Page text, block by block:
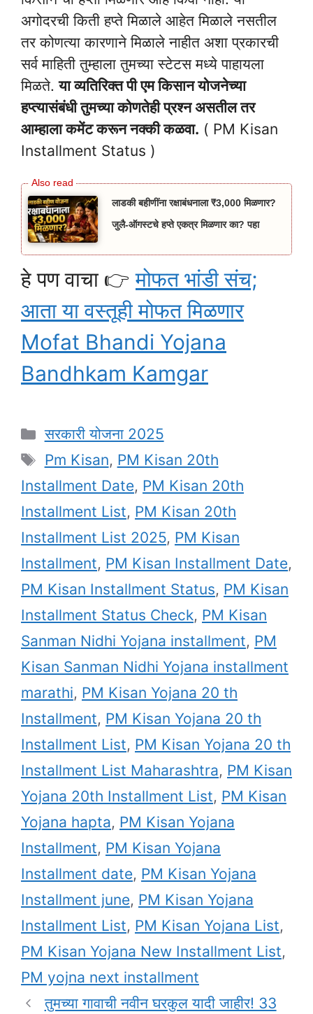
अगोदरची किती हप्ते मिळाले आहेत मिळाले नसतील
तर कोणत्या कारणाने मिळाले नाहीत अशा प्रकारची
सर्व माहिती तुम्हाला तुमच्या स्टेटस मध्ये पाहायला
मिळते.या व्यतिरिक्त पी एम किसान योजनेच्या
हप्त्यासंबंधी तुमच्या कोणतेही प्रश्न असतील तर
आम्हाला कमेंट करून नक्की कळवा. ( PM Kisan
Installment Status )
लाडकी बहीणींना रक्षाबंधनाला ₹3,000 मिळणार?
जुलै-ऑगस्टचे हप्ते एकत्र मिळणार का? पहा
हे पण वाचा 👉मोफत भांडी संच;
आता या वस्तूही मोफत मिळणार
Mofat Bhandi Yojana
Bandhkam Kamgar
Categories
सरकारी योजना 2025
Tags
Pm Kisan, PM Kisan 20th
Installment Date, PM Kisan 20th
Installment List, PM Kisan 20th
Installment List 2025, PM Kisan
Installment, PM Kisan Installment Date,
PM Kisan Installment Status, PM Kisan
Installment Status Check, PM Kisan
Sanman Nidhi Yojana installment, PM
Kisan Sanman Nidhi Yojana installment
marathi, PM Kisan Yojana 20 th
Installment, PM Kisan Yojana 20 th
Installment List, PM Kisan Yojana 20 th
Installment List Maharashtra, PM Kisan
Yojana 20th Installment List, PM Kisan
Yojana hapta, PM Kisan Yojana
Installment, PM Kisan Yojana
Installment date, PM Kisan Yojana
Installment june, PM Kisan Yojana
Installment List, PM Kisan Yojana List,
PM Kisan Yojana New Installment List,
PM yojna next installment
तुमच्या गावाची नवीन घरकुल यादी जाहीर! 33